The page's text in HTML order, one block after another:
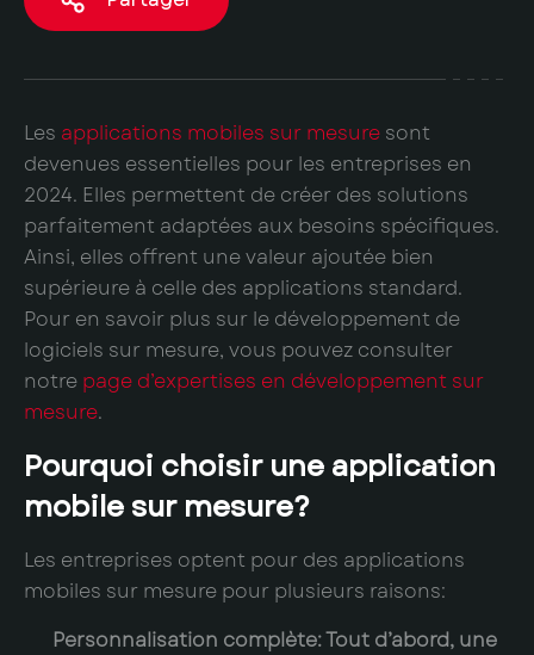
Les applications mobiles sur mesure sont
devenues essentielles pour les entreprises en
2024. Elles permettent de créer des solutions
parfaitement adaptées aux besoins spécifiques.
Ainsi, elles offrent une valeur ajoutée bien
supérieure à celle des applications standard.
Pour en savoir plus sur le développement de
logiciels sur mesure, vous pouvez consulter
notre page d’expertises en développement sur
mesure.
Pourquoi choisir une application
mobile sur mesure?
Les entreprises optent pour des applications
mobiles sur mesure pour plusieurs raisons:
Personnalisation complète:Tout d’abord, une